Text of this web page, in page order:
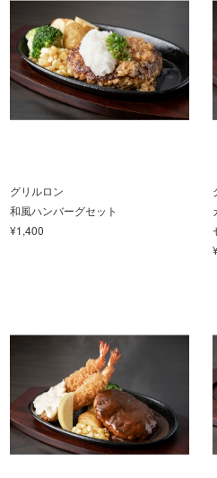
グリルロン
和風ハンバーグセット
¥1,400